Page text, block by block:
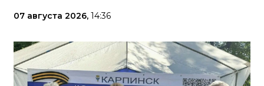
07 августа 2026, 14:36